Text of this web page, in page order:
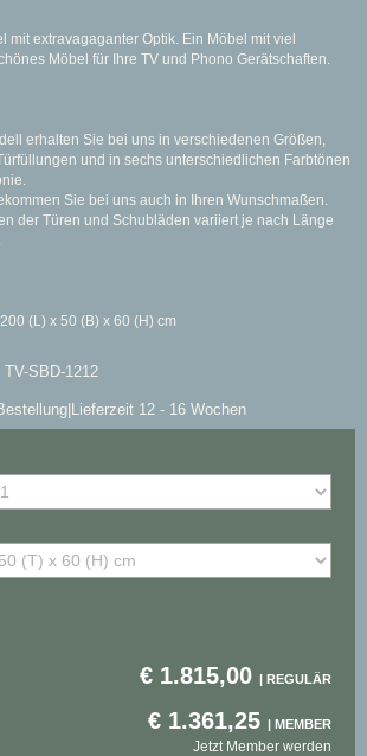
mit extravagaganter Optik. Ein Möbel mit viel
Möbel für Ihre TV und Phono Gerätschaften.
erhalten Sie bei uns in verschiedenen Größen,
und in sechs unterschiedlichen Farbtönen
Sie bei uns auch in Ihren Wunschmaßen.
der Türen und Schubläden variiert je nach Länge
(L) x 50 (B) x 60 (H) cm
SBD-1212
|Lieferzeit 12 - 16 Wochen
€ 1.815,00
€ 1.361,25
Jetzt Member werden